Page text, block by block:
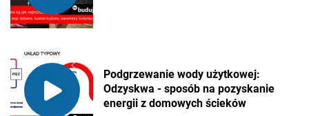
Podgrzewanie wody użytkowej:
Odzyskwa - sposób na pozyskanie
energii z domowych ścieków